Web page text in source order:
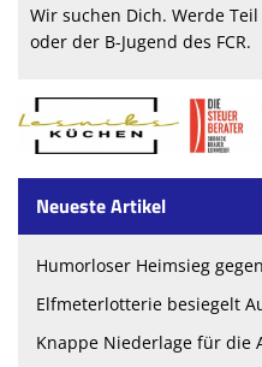
Wir suchen Dich. Werde
oder der B-Jugend des FCR.
Neueste Artikel
Humorloser Heimsieg
Elfmeterlotterie besiegelt
Knappe Niederlage für die